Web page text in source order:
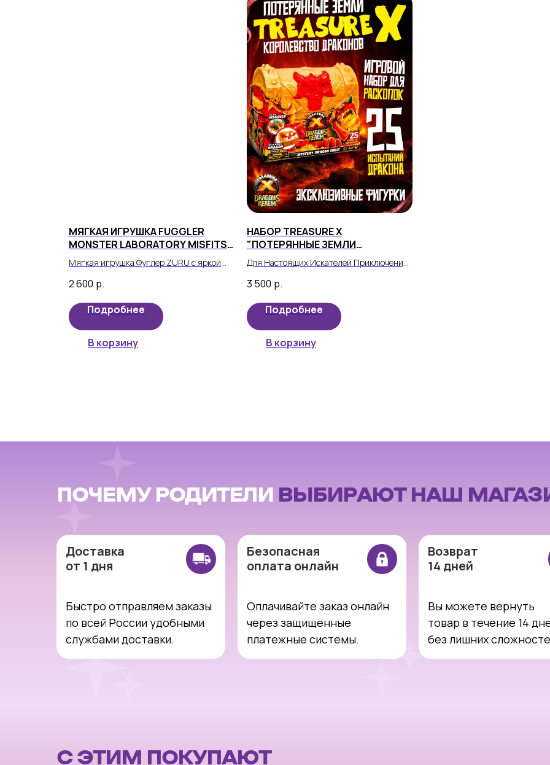
МЯГКАЯ ИГРУШКА FUGGLER
MONSTER LABORATORY MISFITS
EDITION "ЛАБОРАТОРИЯ
ЗАБАВНЫХ УРОДЛИВЫХ
МОНСТРОВ-НЕУДАЧНИКОВ"
Мягкая игрушка Фуглер ZURU с яркой
характером.
2 600 р.
Подробнее
В корзину
НАБОР TREASURE X
"ПОТЕРЯННЫЕ ЗЕМЛИ
"КОРОЛЕВСТВО ДРАКОНА"
Для Настоящих Искателей Приключений
"Королевство Дракона".
3 500 р.
Подробнее
В корзину
Возврат
14 дней
Безопасная
оплата онлайн
Доставка
от 1 дня
Вы можете вернуть
товар в течение 14
без лишних
Оплачивайте заказ онлайн
через защищенные
платежные системы.
Быстро отправляем заказы
по всей России удобными
службами доставки.
ПОЧЕМУ РОДИТЕЛИ ВЫБИРАЮТ НАШ
С ЭТИМ ПОКУПАЮТ